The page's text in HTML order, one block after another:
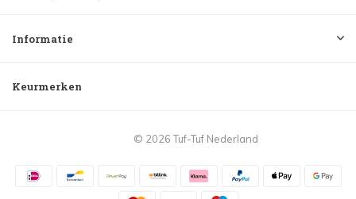
Informatie
Keurmerken
© 2026 Tuf-Tuf Nederland